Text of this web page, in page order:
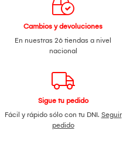
Cambios y devoluciones
En nuestras 26 tiendas a nivel
nacional
Sigue tu pedido
Fácil y rápido sólo con tu DNI. Seguir
pedido